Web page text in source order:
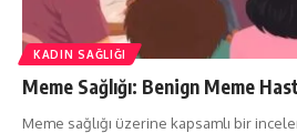
KADIN SAĞLIĞI
Meme Sağlığı: Benign Meme
Meme sağlığı üzerine kapsamlı bir